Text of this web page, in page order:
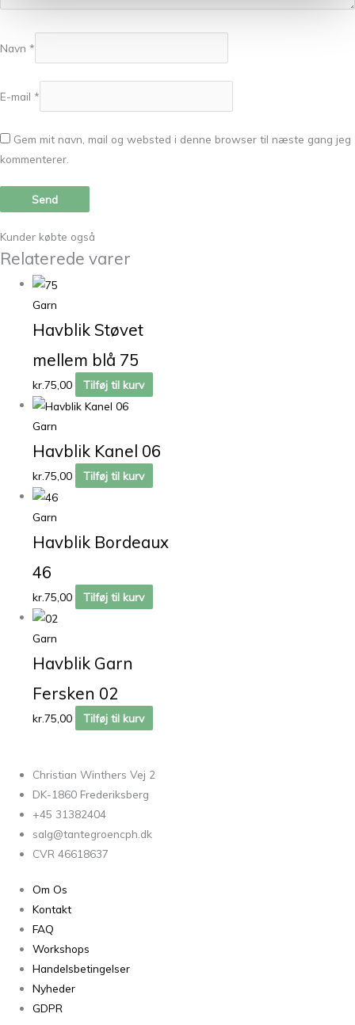
Navn *
E-mail *
Gem mit navn, mail og websted i denne browser til næste gang jeg
kommenterer.
Kunder købte også
Relaterede varer
Garn
Havblik Støvet
mellem blå 75
kr.75,00 Tilføj til kurv
Garn
Havblik Kanel 06
kr.75,00 Tilføj til kurv
Garn
Havblik Bordeaux
46
kr.75,00 Tilføj til kurv
Garn
Havblik Garn
Fersken 02
kr.75,00 Tilføj til kurv
Christian Winthers Vej 2
DK-1860 Frederiksberg
+45 31382404
salg@tantegroencph.dk
CVR 46618637
Om Os
Kontakt
FAQ
Workshops
Handelsbetingelser
Nyheder
GDPR